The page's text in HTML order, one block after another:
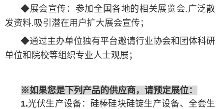
◆展会宣传：参加全国各地的相关展览会.广泛散
发资料.吸引潜在用户扩大展会宣传；
◆通过主办单位独有平台邀请行业协会和团体科研
单位和院校等组织专业人士观展；
※如果您是下列产品的供应商，请预定展位：
1.光伏生产设备：硅棒硅块硅锭生产设备、全套生